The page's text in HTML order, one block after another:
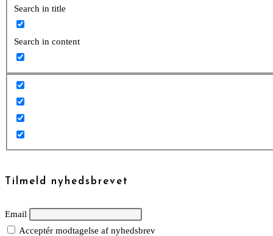
Search in title
Search in content
Tilmeld nyhedsbrevet
Email
Acceptér modtagelse af nyhedsbrev